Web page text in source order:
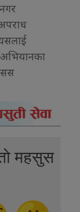
अभियानका
महसुस